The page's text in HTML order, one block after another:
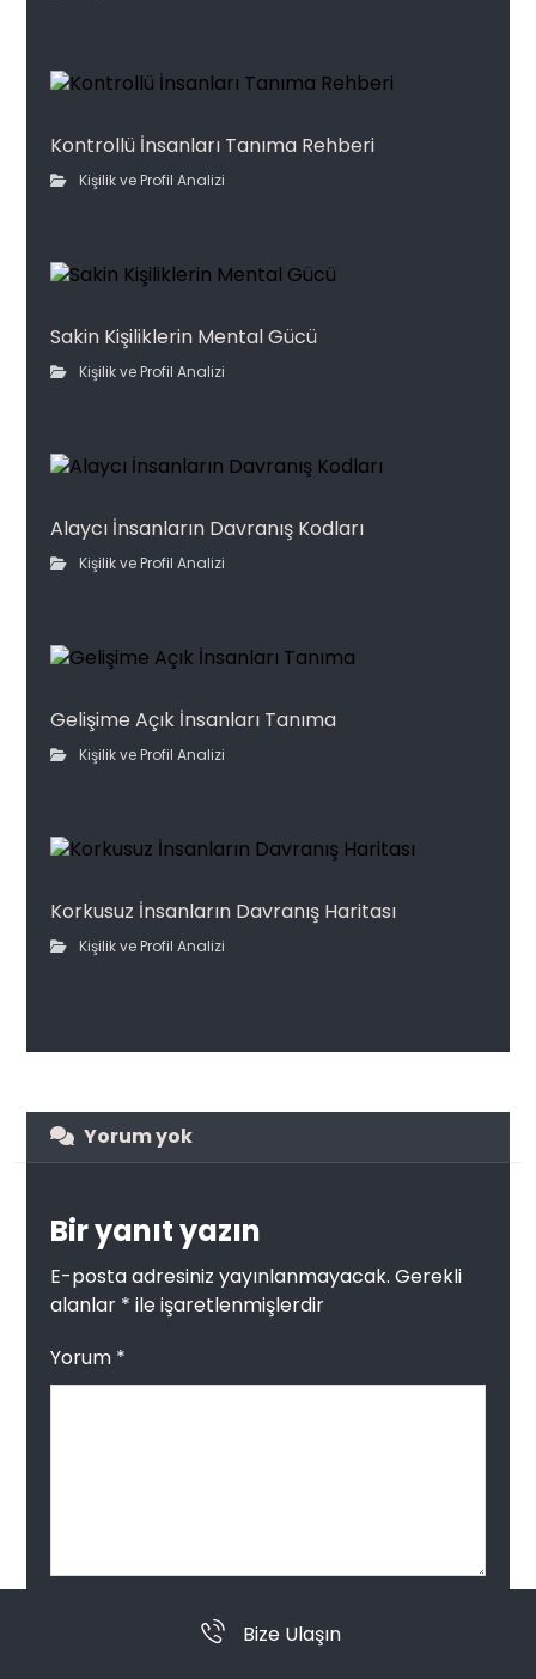
Kontrollü İnsanları Tanıma Rehberi
Kişilik ve Profil Analizi
Sakin Kişiliklerin Mental Gücü
Kişilik ve Profil Analizi
Alaycı İnsanların Davranış Kodları
Kişilik ve Profil Analizi
Gelişime Açık İnsanları Tanıma
Kişilik ve Profil Analizi
Korkusuz İnsanların Davranış Haritası
Kişilik ve Profil Analizi
Yorum yok
Bir yanıt yazın
E-posta adresiniz yayınlanmayacak. Gerekli
alanlar * ile işaretlenmişlerdir
Yorum *
Bize Ulaşın